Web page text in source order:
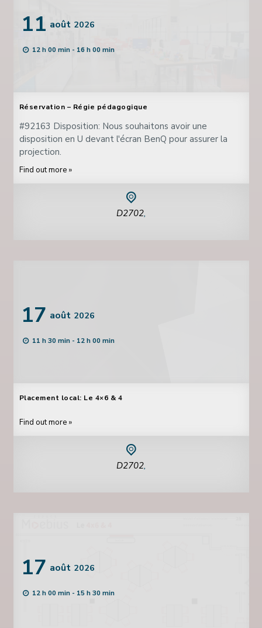
11 août 2026
12 h 00 min - 16 h 00 min
Réservation – Régie pédagogique
#92163 Disposition: Nous souhaitons avoir une
disposition en U devant l'écran BenQ pour assurer la
projection.
Find out more »
D2702,
17 août 2026
11 h 30 min - 12 h 00 min
Placement local: Le 4×6 & 4
Find out more »
D2702,
17 août 2026
12 h 00 min - 15 h 30 min